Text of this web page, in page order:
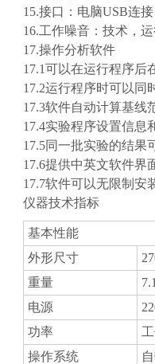
15.接口：电脑USB连接
16.工作噪音：技术，
17.操作分析软件
17.1可以在运行程序后
17.2运行程序时可以同
17.3软件自动计算基线
17.4实验程序设置信
17.5同一批实验的结果
17.6提供中英文软件界
17.7软件可以无限制
仪器技术指标
基本性能
外形尺寸
重量
电源
功率
操作系统